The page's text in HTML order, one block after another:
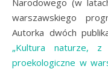
Narodowego (w
warszawskiego
Autorka dwóch
„Kultura naturze,
proekologiczne w